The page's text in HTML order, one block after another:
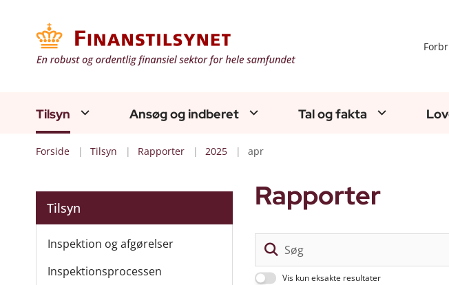
Tilsyn Ansøg og indberet Tal og fakta
Forside Tilsyn Rapporter 2025 apr
Tilsyn
Inspektion og afgørelser
Inspektionsprocessen
Rapporter
Vis kun eksakte resultater